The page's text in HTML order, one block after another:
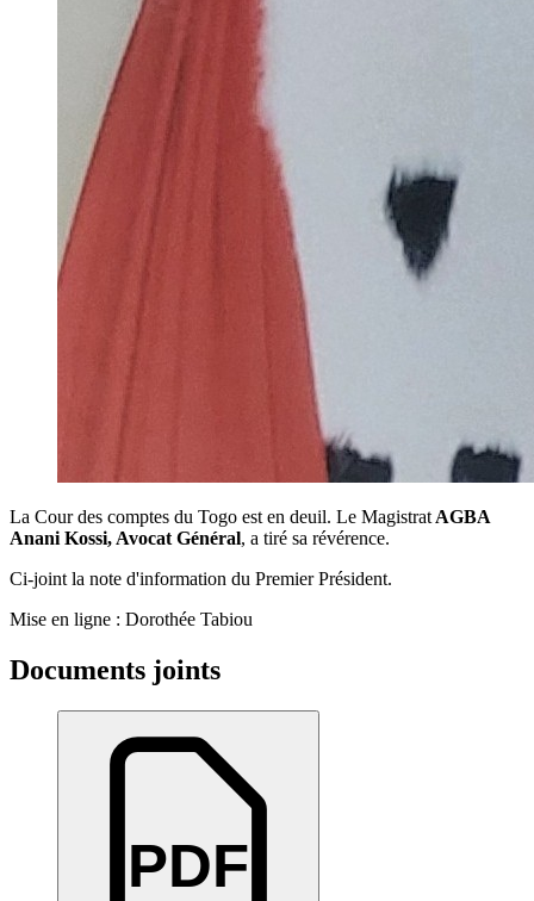
La Cour des comptes du Togo est en deuil. Le Magistrat AGBA
Anani Kossi, Avocat Général, a tiré sa révérence.
Ci-joint la note d'information du Premier Président.
Mise en ligne : Dorothée Tabiou
Documents joints
PDF